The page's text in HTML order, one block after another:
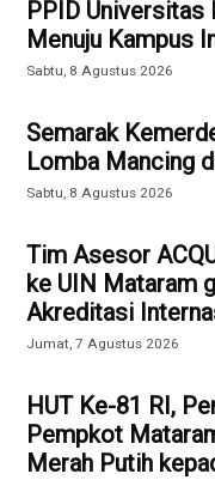
PPID
Menuju Kampus
Sabtu, 8 Agustus 2026
Semarak
Lomba Mancing
Sabtu, 8 Agustus 2026
Tim Asesor
ke UIN Mataram
Akreditasi
Jumat, 7 Agustus 2026
HUT Ke-81 RI,
Pempkot
Merah Putih